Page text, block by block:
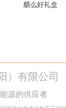
腊么好礼盒
）有限公司
源的供应者